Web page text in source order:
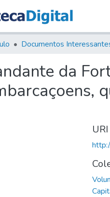
Documentos
da
URI